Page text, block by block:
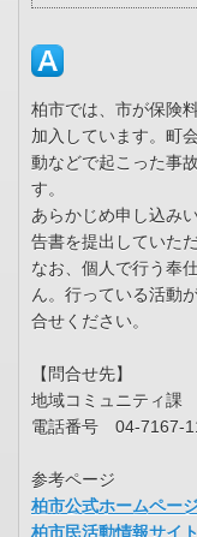
柏市では、市が保険
加入しています。町
動などで起こった事
す。
あらかじめ申し込み
告書を提出していただ
なお、個人で行う奉
ん。行っている活動
合せください。
【問合せ先】
地域コミュニティ課
電話番号 04-7167-
参考ページ
柏市公式ホームペー
柏市民活動情報サイ